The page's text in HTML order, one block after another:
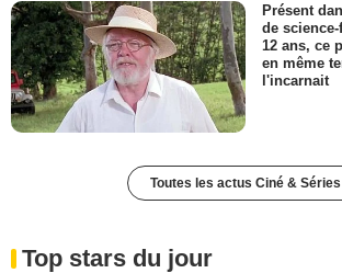
Présent
de
12 ans, ce
en même
l'incarnait
Toutes les actus Ciné & Séries
Top stars du jour